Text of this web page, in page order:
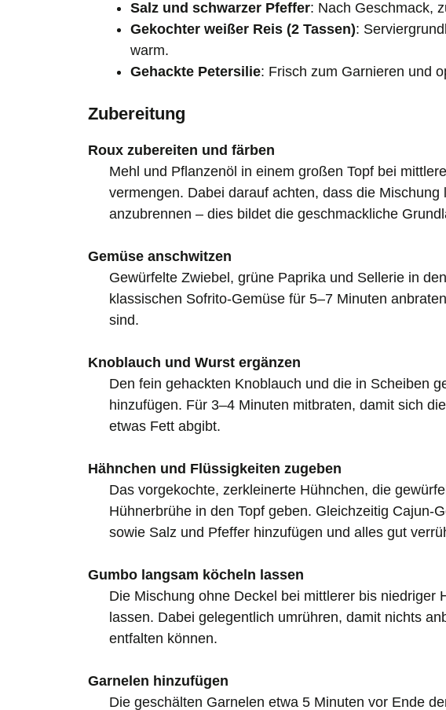
Salz und schwarzer Pfeffer: Nach Geschmack,
Gekochter weißer Reis (2 Tassen):
warm.
Gehackte Petersilie: Frisch zum Garnieren und
Zubereitung
Roux zubereiten und färben
Mehl und Pflanzenöl in einem großen Topf bei
vermengen. Dabei darauf achten, dass die
anzubrennen – dies bildet die geschmackliche
Gemüse anschwitzen
Gewürfelte Zwiebel, grüne Paprika und Sellerie in
klassischen Sofrito-Gemüse für 5–7 Minuten
sind.
Knoblauch und Wurst ergänzen
Den fein gehackten Knoblauch und die in Scheiben
hinzufügen. Für 3–4 Minuten mitbraten, damit sich
etwas Fett abgibt.
Hähnchen und Flüssigkeiten zugeben
Das vorgekochte, zerkleinerte Hühnchen, die
Hühnerbrühe in den Topf geben. Gleichzeitig Cajun-
sowie Salz und Pfeffer hinzufügen und alles gut
Gumbo langsam köcheln lassen
Die Mischung ohne Deckel bei mittlerer bis niedriger
lassen. Dabei gelegentlich umrühren, damit nichts
entfalten können.
Garnelen hinzufügen
Die geschälten Garnelen etwa 5 Minuten vor Ende